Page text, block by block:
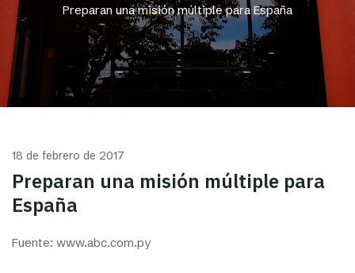
Preparan una misión múltiple para España
18 de febrero de 2017
Preparan una misión múltiple para
España
Fuente: www.abc.com.py